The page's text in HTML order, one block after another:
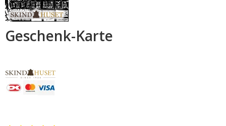
Geschenk-Karte